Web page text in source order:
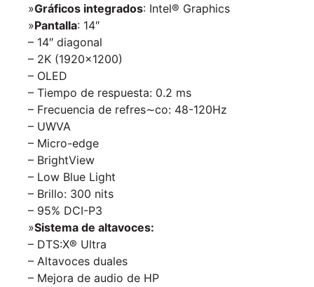
»Gráficos integrados: Intel® Graphics
»Pantalla: 14″
– 14″ diagonal
– 2K (1920×1200)
– OLED
– Tiempo de respuesta: 0.2 ms
– Frecuencia de refres∼co: 48-120Hz
– UWVA
– Micro-edge
– BrightView
– Low Blue Light
– Brillo: 300 nits
– 95% DCI-P3
»Sistema de altavoces:
– DTS:X® Ultra
– Altavoces duales
– Mejora de audio de HP